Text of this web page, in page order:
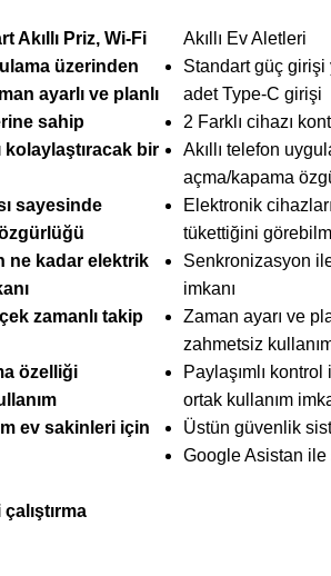
Akıllı Priz, Wi-Fi
üzerinden
ayarlı ve planlı
sahip
kolaylaştıracak bir
sayesinde
ne kadar elektrik
zamanlı takip
özelliği
ev sakinleri için
Akıllı Ev Aletleri
Standart güç girişi
adet Type-C girişi
2 Farklı cihazı
Akıllı telefon
açma/kapama
Elektronik
tükettiğini
Senkronizasyon
imkanı
Zaman ayarı ve
zahmetsiz
Paylaşımlı
ortak kullanım
Üstün güvenlik
Google Asistan ile